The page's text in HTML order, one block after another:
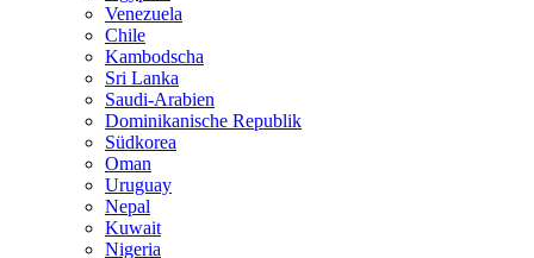
Venezuela
Chile
Kambodscha
Sri Lanka
Saudi-Arabien
Dominikanische Republik
Südkorea
Oman
Uruguay
Nepal
Kuwait
Nigeria